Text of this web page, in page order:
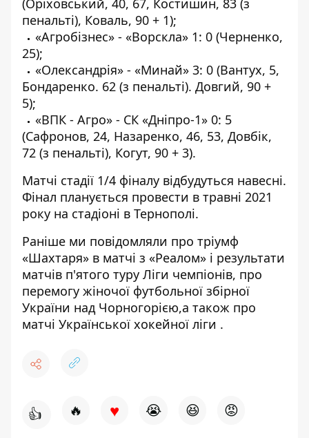
(Оріховський, 40, 67, Костишин, 83 (з
пенальті), Коваль, 90 + 1);
«Агробізнес» - «Ворскла» 1: 0 (Черненко,
25);
«Олександрія» - «Минай» 3: 0 (Вантух, 5,
Бондаренко. 62 (з пенальті). Довгий, 90 +
5);
«ВПК - Агро» - СК «Дніпро-1» 0: 5
(Сафронов, 24, Назаренко, 46, 53, Довбік,
72 (з пенальті), Когут, 90 + 3).
Матчі стадії 1/4 фіналу відбудуться навесні.
Фінал планується провести в травні 2021
року на стадіоні в Тернополі.
Раніше ми повідомляли про тріумф
«Шахтаря» в матчі з «Реалом» і результати
матчів п'ятого туру Ліги чемпіонів, про
перемогу жіночої футбольної збірної
України над Чорногорією,а також про
матчі Української хокейної ліги .
👍 🔥 ♥ 😭 😆 😡